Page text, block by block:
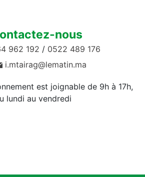
nous
962 192 / 0522 489 176
i.mtairag@lematin.ma
est joignable de 9h à 17h,
lundi au vendredi